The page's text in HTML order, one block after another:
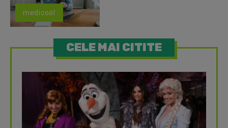
medicool
CELE MAI CITITE